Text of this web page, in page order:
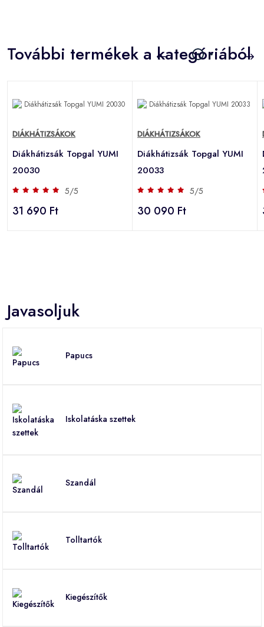
További termékek a kategóriából
DIÁKHÁTIZSÁKOK
Diákhátizsák Topgal YUMI
20030
5/5
31 690 Ft
DIÁKHÁTIZSÁKOK
Diákhátizsák Topgal YUMI
20033
5/5
30 090 Ft
Javasoljuk
Papucs
Iskolatáska szettek
Szandál
Tolltartók
Kiegészítők